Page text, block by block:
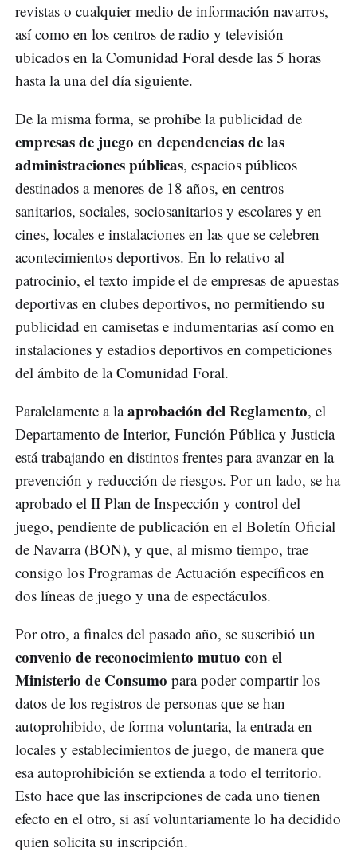
revistas o cualquier medio de información navarros,
así como en los centros de radio y televisión
ubicados en la Comunidad Foral desde las 5 horas
hasta la una del día siguiente.
De la misma forma, se prohíbe la publicidad de
empresas de juego en dependencias de las
administraciones públicas, espacios públicos
destinados a menores de 18 años, en centros
sanitarios, sociales, sociosanitarios y escolares y en
cines, locales e instalaciones en las que se celebren
acontecimientos deportivos. En lo relativo al
patrocinio, el texto impide el de empresas de apuestas
deportivas en clubes deportivos, no permitiendo su
publicidad en camisetas e indumentarias así como en
instalaciones y estadios deportivos en competiciones
del ámbito de la Comunidad Foral.
Paralelamente a laaprobación del Reglamento, el
Departamento de Interior, Función Pública y Justicia
está trabajando en distintos frentes para avanzar en la
prevención y reducción de riesgos. Por un lado, se ha
aprobado el II Plan de Inspección y control del
juego, pendiente de publicación en el Boletín Oficial
de Navarra (BON), y que, al mismo tiempo, trae
consigo los Programas de Actuación específicos en
dos líneas de juego y una de espectáculos.
Por otro, a finales del pasado año, se suscribió un
convenio de reconocimiento mutuo con el
Ministerio de Consumo para poder compartir los
datos de los registros de personas que se han
autoprohibido, de forma voluntaria, la entrada en
locales y establecimientos de juego, de manera que
esa autoprohibición se extienda a todo el territorio.
Esto hace que las inscripciones de cada uno tienen
efecto en el otro, si así voluntariamente lo ha decidido
quien solicita su inscripción.